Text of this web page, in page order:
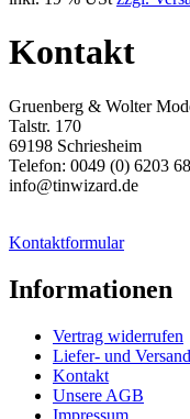
Kontakt
Gruenberg & Wolter
Talstr. 170
69198 Schriesheim
Telefon: 0049 (0) 6203
info@tinwizard.de
Kontaktformular
Informationen
Vertrag widerrufen
Liefer- und
Kontakt
Unsere AGB
Impressum